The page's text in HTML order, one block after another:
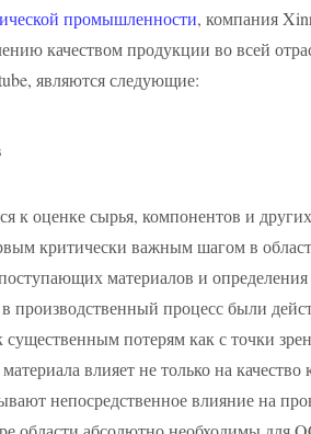
промышленности, компания
качеством продукции во всей
являются следующие:
к оценке сырья, компонентов и
критически важным шагом в
материалов и
процесс были
потерям как с точки
влияет не только на
непосредственное влияние на